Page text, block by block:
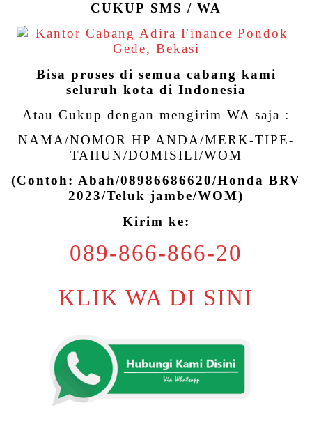
CUKUP SMS / WA
Bisa proses di semua cabang kami
seluruh kota di Indonesia
Atau Cukup dengan mengirim WA saja :
NAMA/NOMOR HP ANDA/MERK-TIPE-
TAHUN/DOMISILI/WOM
(Contoh: Abah/08986686620/Honda BRV
2023/Teluk jambe/WOM)
Kirim ke:
089-866-866-20
KLIK WA DI SINI